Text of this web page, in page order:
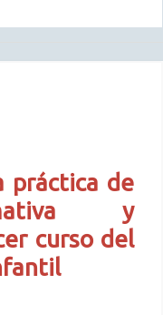
práctica de
y
curso del